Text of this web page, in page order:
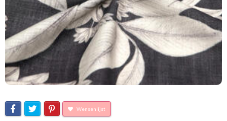
Wensenlijst